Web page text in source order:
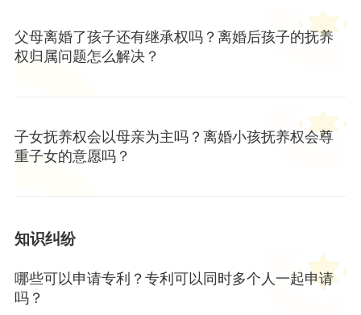
父母离婚了孩子还有继承权吗？离婚后孩子的抚养
权归属问题怎么解决？
子女抚养权会以母亲为主吗？离婚小孩抚养权会尊
重子女的意愿吗？
知识纠纷
哪些可以申请专利？专利可以同时多个人一起申请
吗？